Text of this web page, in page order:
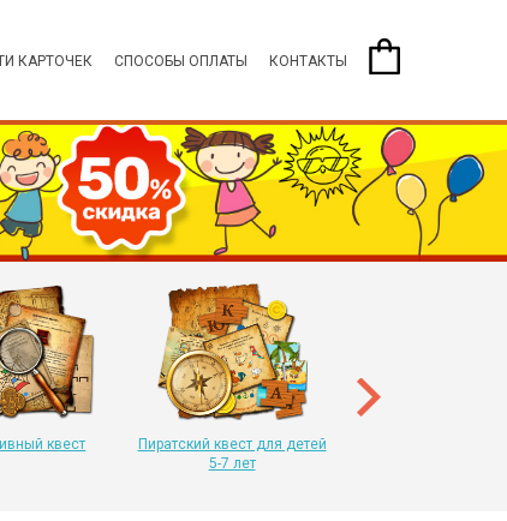
КАРТОЧЕК СПОСОБЫ ОПЛАТЫ КОНТАКТЫ
квест
Пиратский квест для детей
5-7 лет